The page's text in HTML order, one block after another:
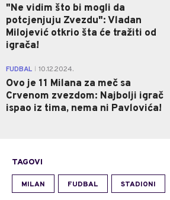
"Ne vidim što bi mogli da
potcjenjuju Zvezdu": Vladan
Milojević otkrio šta će tražiti od
igrača!
FUDBAL 10.12.2024.
Ovo je 11 Milana za meč sa
Crvenom zvezdom: Najbolji igrač
ispao iz tima, nema ni Pavlovića!
TAGOVI
MILAN FUDBAL STADIONI